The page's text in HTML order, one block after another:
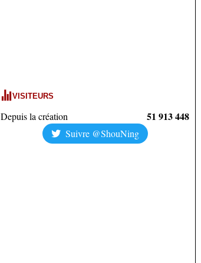
VISITEURS
Depuis la création 51 913 448
Suivre @ShouNing